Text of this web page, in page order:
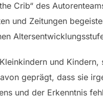
Crib“ des
und Zeitungen
und
geprägt, dass sie
und der Erkenntnis